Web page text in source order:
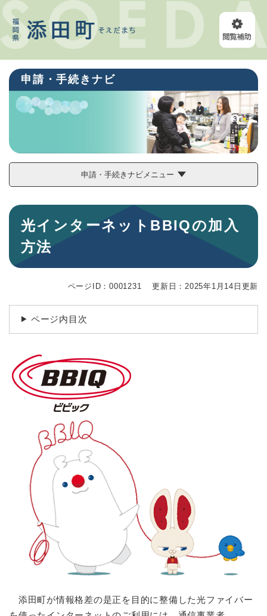
ペ
ー
の
メニューを飛ばして本文へ
申請・手続きナビ
申請・手続きナビメニュー
本
光インターネットBBIQの加入
方法
ページID：0001231 更新日：2025年1月14日更新
ページ内目次
添田町が情報格差の是正を目的に整備した光ファイバー